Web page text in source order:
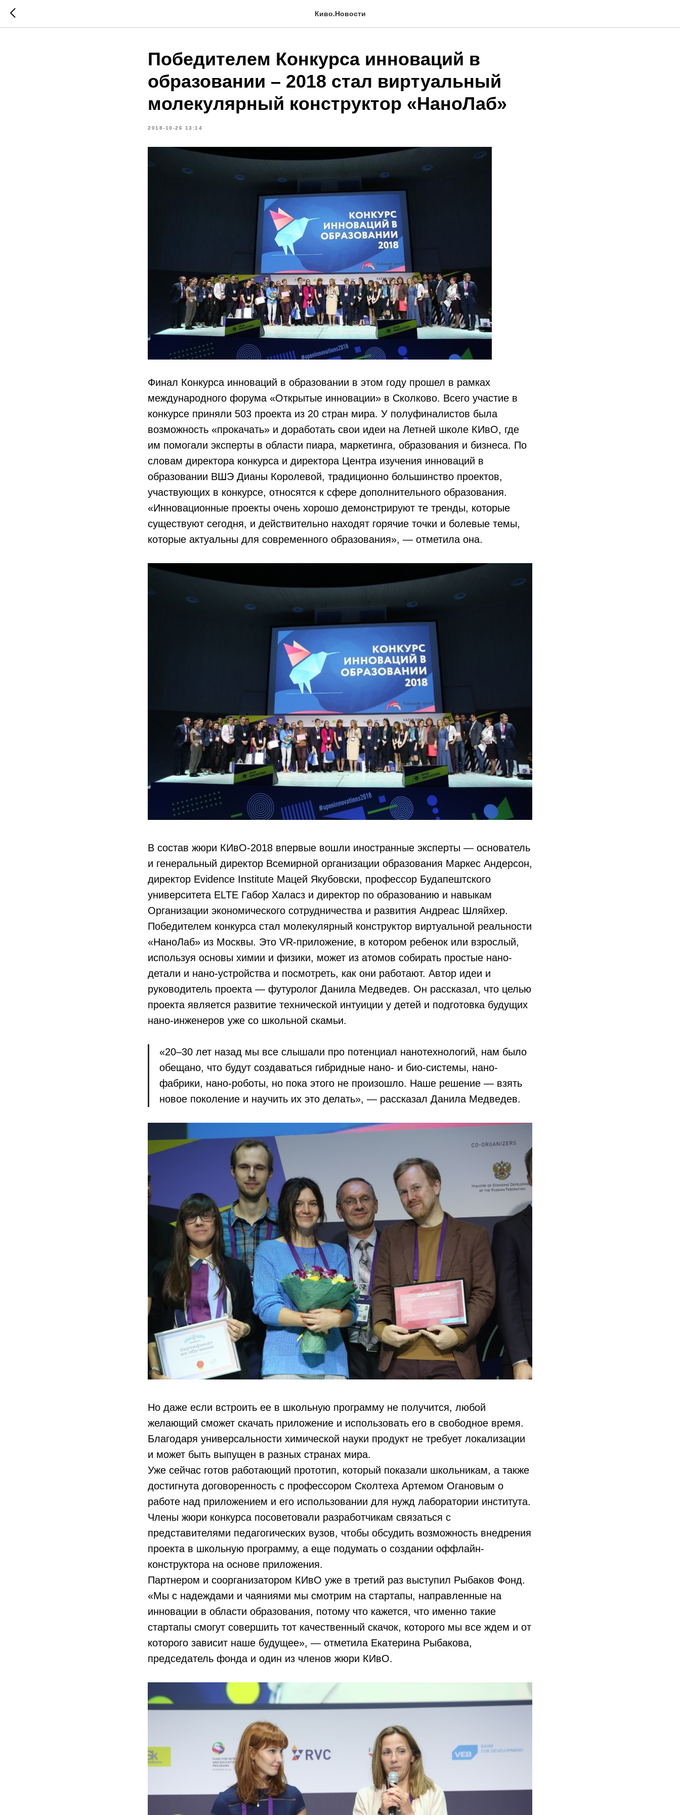
Киво.Новости
Победителем Конкурса инноваций в
образовании – 2018 стал виртуальный
молекулярный конструктор «НаноЛаб»
2018-10-26 13:14
Финал Конкурса инноваций в образовании в этом году прошел в рамках
международного форума «Открытые инновации» в Сколково. Всего участие в
конкурсе приняли 503 проекта из 20 стран мира. У полуфиналистов была
возможность «прокачать» и доработать свои идеи на Летней школе КИвО, где
им помогали эксперты в области пиара, маркетинга, образования и бизнеса. По
словам директора конкурса и директора Центра изучения инноваций в
образовании ВШЭ Дианы Королевой, традиционно большинство проектов,
участвующих в конкурсе, относятся к сфере дополнительного образования.
«Инновационные проекты очень хорошо демонстрируют те тренды, которые
существуют сегодня, и действительно находят горячие точки и болевые темы,
которые актуальны для современного образования», — отметила она.
В состав жюри КИвО-2018 впервые вошли иностранные эксперты — основатель
и генеральный директор Всемирной организации образования Маркес Андерсон,
директор Evidence Institute Мацей Якубовски, профессор Будапештского
университета ELTE Габор Халасз и директор по образованию и навыкам
Организации экономического сотрудничества и развития Андреас Шляйхер.
Победителем конкурса стал молекулярный конструктор виртуальной реальности
«НаноЛаб» из Москвы. Это VR-приложение, в котором ребенок или взрослый,
используя основы химии и физики, может из атомов собирать простые нано-
детали и нано-устройства и посмотреть, как они работают. Автор идеи и
руководитель проекта — футуролог Данила Медведев. Он рассказал, что целью
проекта является развитие технической интуиции у детей и подготовка будущих
нано-инженеров уже со школьной скамьи.
«20–30 лет назад мы все слышали про потенциал нанотехнологий, нам было
обещано, что будут создаваться гибридные нано- и био-системы, нано-
фабрики, нано-роботы, но пока этого не произошло. Наше решение — взять
новое поколение и научить их это делать», — рассказал Данила Медведев.
Но даже если встроить ее в школьную программу не получится, любой
желающий сможет скачать приложение и использовать его в свободное время.
Благодаря универсальности химической науки продукт не требует локализации
и может быть выпущен в разных странах мира.
Уже сейчас готов работающий прототип, который показали школьникам, а также
достигнута договоренность с профессором Сколтеха Артемом Огановым о
работе над приложением и его использовании для нужд лаборатории института.
Члены жюри конкурса посоветовали разработчикам связаться с
представителями педагогических вузов, чтобы обсудить возможность внедрения
проекта в школьную программу, а еще подумать о создании оффлайн-
конструктора на основе приложения.
Партнером и соорганизатором КИвО уже в третий раз выступил Рыбаков Фонд.
«Мы с надеждами и чаяниями мы смотрим на стартапы, направленные на
инновации в области образования, потому что кажется, что именно такие
стартапы смогут совершить тот качественный скачок, которого мы все ждем и от
которого зависит наше будущее», — отметила Екатерина Рыбакова,
председатель фонда и один из членов жюри КИвО.